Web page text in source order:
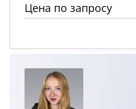
Цена по запросу